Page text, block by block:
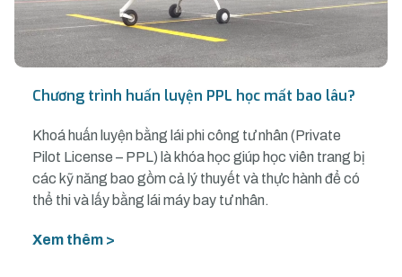
Chương trình huấn luyện PPL học mất bao lâu?
Khoá huấn luyện bằng lái phi công tư nhân (Private
Pilot License – PPL) là khóa học giúp học viên trang bị
các kỹ năng bao gồm cả lý thuyết và thực hành để có
thể thi và lấy bằng lái máy bay tư nhân.
Xem thêm >